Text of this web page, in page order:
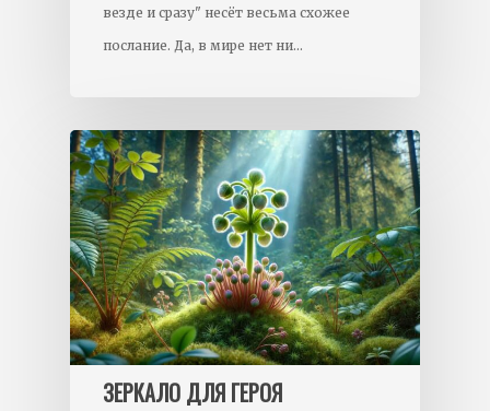
везде и сразу" несёт весьма схожее
послание. Да, в мире нет ни…
ЗЕРКАЛО ДЛЯ ГЕРОЯ